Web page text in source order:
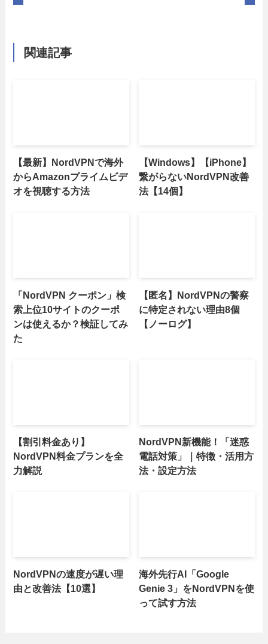
関連記事
【最新】NordVPNで海外
からAmazonプライムビデ
オを視聴する方法
【Windows】【iPhone】
繋がらないNordVPN改善
法【14個】
「NordVPN クーポン」検
索上位10サイトのクーポ
ンは使えるか？検証してみ
た
【匿名】NordVPNの警察
に特定されない理由8個
【ノーログ】
【割引料金あり】
NordVPN料金プランを全
力解説
NordVPN新機能！「迷惑
電話対策」｜特徴・活用方
法・設定方法
NordVPNの速度が遅い理
由と改善法【10選】
海外先行AI「Google
Genie 3」をNordVPNを使
って試す方法